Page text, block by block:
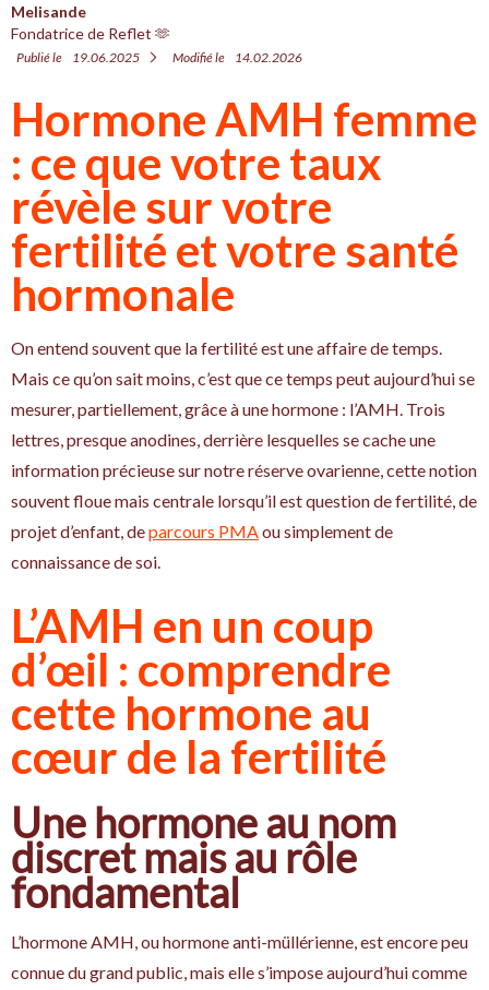
Melisande
Fondatrice de Reflet 🫶
Publié le 19.06.2025 Modifié le 14.02.2026
Hormone AMH femme
: ce que votre taux
révèle sur votre
fertilité et votre santé
hormonale
On entend souvent que la fertilité est une affaire de temps.
Mais ce qu’on sait moins, c’est que ce temps peut aujourd’hui se
mesurer, partiellement, grâce à une hormone : l’AMH. Trois
lettres, presque anodines, derrière lesquelles se cache une
information précieuse sur notre réserve ovarienne, cette notion
souvent floue mais centrale lorsqu’il est question de fertilité, de
projet d’enfant, deparcours PMA ou simplement de
connaissance de soi.
L’AMH en un coup
d’œil : comprendre
cette hormone au
cœur de la fertilité
Une hormone au nom
discret mais au rôle
fondamental
L’hormone AMH, ou hormone anti-müllérienne, est encore peu
connue du grand public, mais elle s’impose aujourd’hui comme